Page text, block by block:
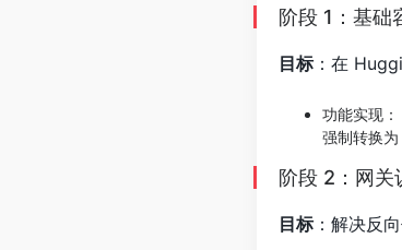
阶段 1：基
目标：在
功能实现​
强制转换
阶段 2：网
目标：解决反